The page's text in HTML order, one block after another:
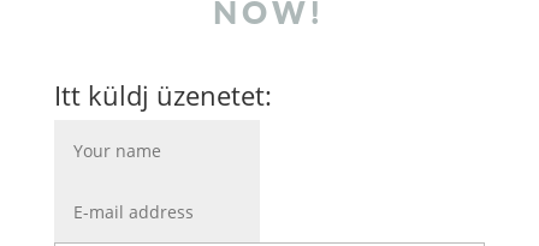
NOW!
Itt küldj üzenetet: